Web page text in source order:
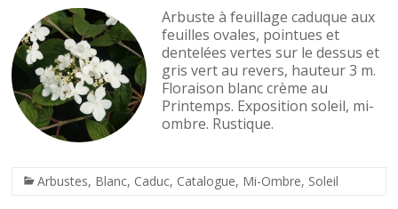
Arbuste à feuillage caduque aux
feuilles ovales, pointues et
dentelées vertes sur le dessus et
gris vert au revers, hauteur 3 m.
Floraison blanc crème au
Printemps. Exposition soleil, mi-
ombre. Rustique.
Arbustes, Blanc, Caduc, Catalogue, Mi-Ombre, Soleil